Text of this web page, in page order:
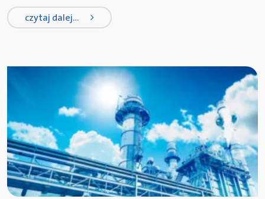
czytaj dalej…from energia dla samorządów